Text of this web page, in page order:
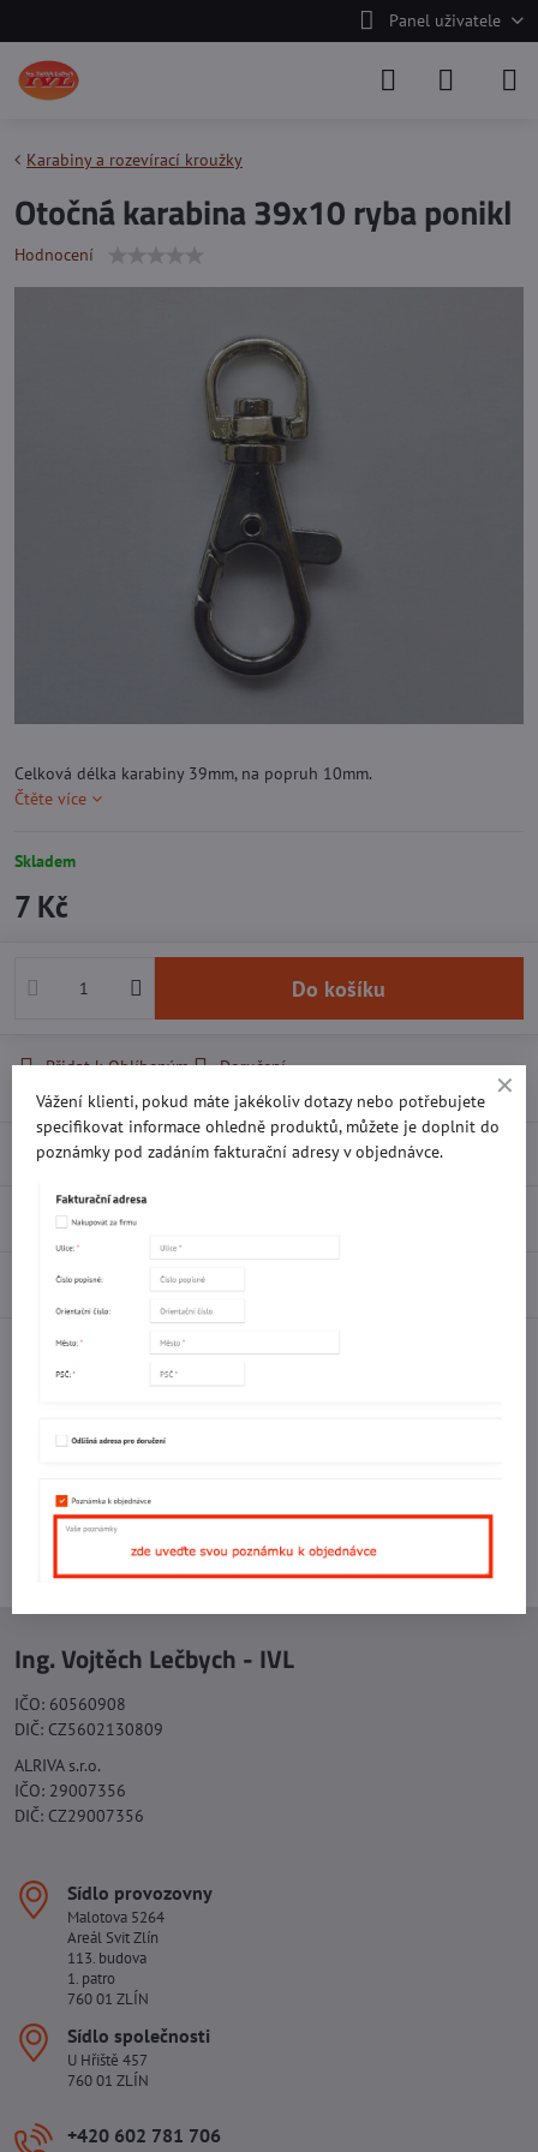
Panel uživatele
Karabiny a rozevírací kroužky
Otočná karabina 39x10 ryba ponikl
Hodnocení
Celková délka karabiny 39mm, na popruh 10mm.
Čtěte více
Skladem
7 Kč
Do košíku
Přidat k Oblíbeným Doručení
Popis
Recenze 0
Diskuse 0
Twitter
Potřebujete poradit s objednávkou?
+420 577 523 563
Ing. Vojtěch Lečbych - IVL
IČO: 60560908
DIČ: CZ5602130809
ALRIVA s.r.o.
IČO: 29007356
DIČ: CZ29007356
Sídlo provozovny
Malotova 5264
Areál Svit Zlín
113. budova
1. patro
760 01 ZLÍN
Sídlo společnosti
U Hřiště 457
760 01 ZLÍN
+420 602 781 706
Vážení klienti, pokud máte jakékoliv dotazy nebo potřebujete
specifikovat informace ohledně produktů, můžete je doplnit do
poznámky pod zadáním fakturační adresy v objednávce.